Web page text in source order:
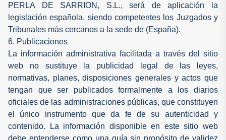
PERLA DE SARRION, S.L., será de aplicación la
legislación española, siendo competentes los Juzgados y
Tribunales más cercanos a la sede de (España).
6. Publicaciones
La información administrativa facilitada a través del sitio
web no sustituye la publicidad legal de las leyes,
normativas, planes, disposiciones generales y actos que
tengan que ser publicados formalmente a los diarios
oficiales de las administraciones públicas, que constituyen
el único instrumento que da fe de su autenticidad y
contenido. La información disponible en este sitio web
debe entenderse como una guía sin propósito de validez